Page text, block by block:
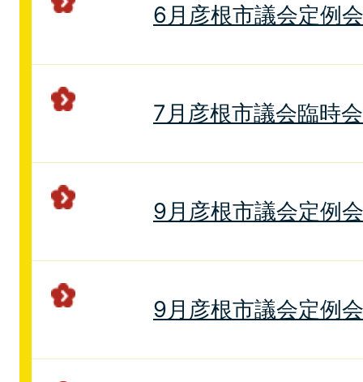
6月彦根市議会定例
7月彦根市議会臨時
9月彦根市議会定例
9月彦根市議会定例